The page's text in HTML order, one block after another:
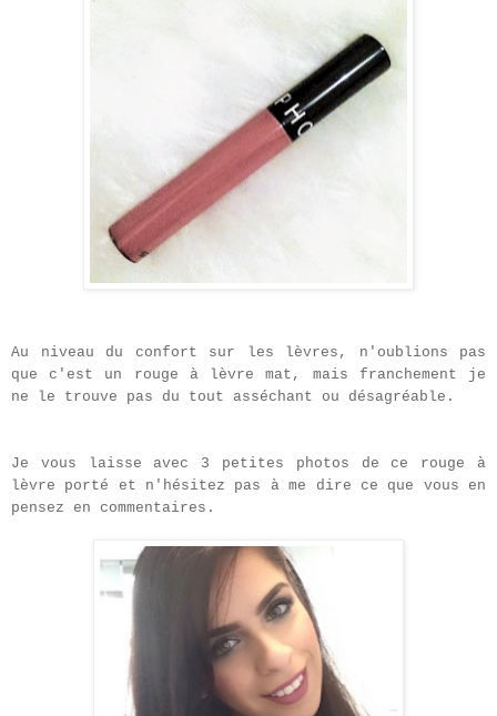
Au niveau du confort sur les lèvres, n'oublions pas
que c'est un rouge à lèvre mat, mais franchement je
ne le trouve pas du tout asséchant ou désagréable.
Je vous laisse avec 3 petites photos de ce rouge à
lèvre porté et n'hésitez pas à me dire ce que vous en
pensez en commentaires.